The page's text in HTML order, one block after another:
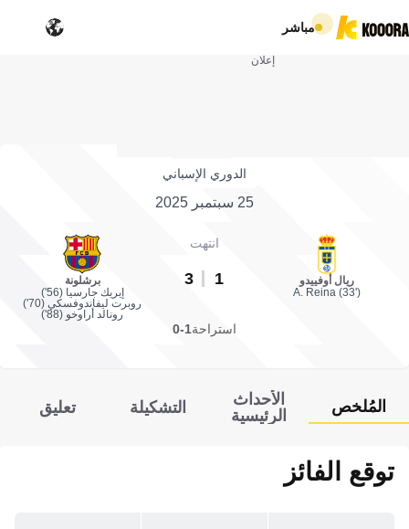
مباشر
إعلان
الدوري الإسباني
25 سبتمبر 2025
ريال أوفييدو
A. Reina (33')
انتهت
1
3
برشلونة
إيريك جارسيا (56')
روبرت ليفاندوفسكي (70')
رونالد أراوخو (88')
استراحة1-0
المُلخص
الأحداث
الرئيسية
التشكيلة تعليق
توقع الفائز